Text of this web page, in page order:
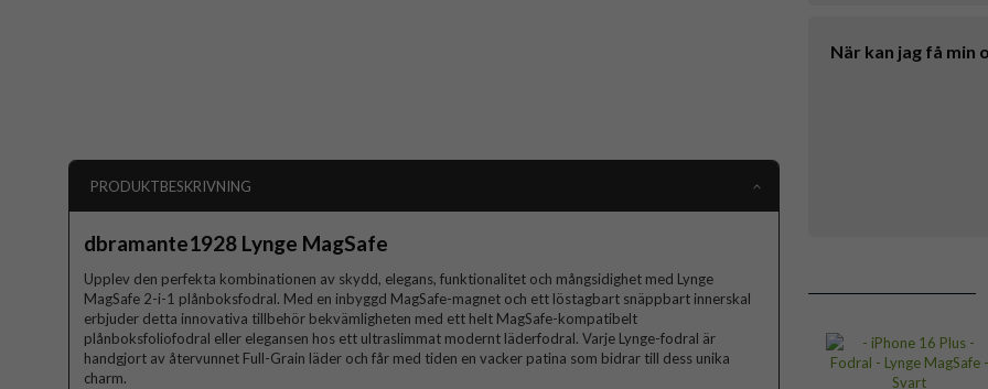
När kan jag få min
PRODUKTBESKRIVNING
dbramante1928 Lynge MagSafe
Upplev den perfekta kombinationen av skydd, elegans, funktionalitet och mångsidighet med Lynge
MagSafe 2-i-1 plånboksfodral. Med en inbyggd MagSafe-magnet och ett löstagbart snäppbart innerskal
erbjuder detta innovativa tillbehör bekvämligheten med ett helt MagSafe-kompatibelt
plånboksfoliofodral eller elegansen hos ett ultraslimmat modernt läderfodral. Varje Lynge-fodral är
handgjort av återvunnet Full-Grain läder och får med tiden en vacker patina som bidrar till dess unika
charm.